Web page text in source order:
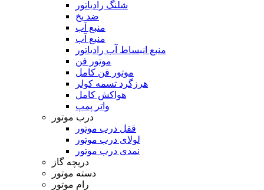
شلنگ رادیاتور
ضد یخ
منبع آب
منبع آب
منبع انبساط آب رادیاتور
موتور فن
موتور فن کامل
هرزگرد تسمه کولر
هواکش کامل
واتر پمپ
درب موتور
قفل درب موتور
لولای درب موتور
نمدی درب موتور
دریچه گاز
دسته موتور
رام موتور